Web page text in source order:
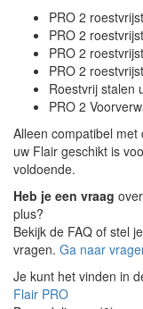
PRO 2
PRO 2
PRO 2
PRO 2
Roestvrij stalen
PRO 2
Alleen compatibel
uw Flair geschikt is
voldoende.
Heb je een vraag
plus?
Bekijk de FAQ of stel
vragen. Ga naar
Je kunt het vinden in
Flair PRO